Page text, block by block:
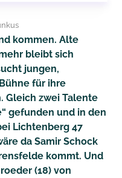
kommen. Alte
bleibt sich
jungen,
für ihre
Gleich zwei Talente
gefunden und in den
Lichtenberg 47
da Samir Schock
kommt. Und
(18) von